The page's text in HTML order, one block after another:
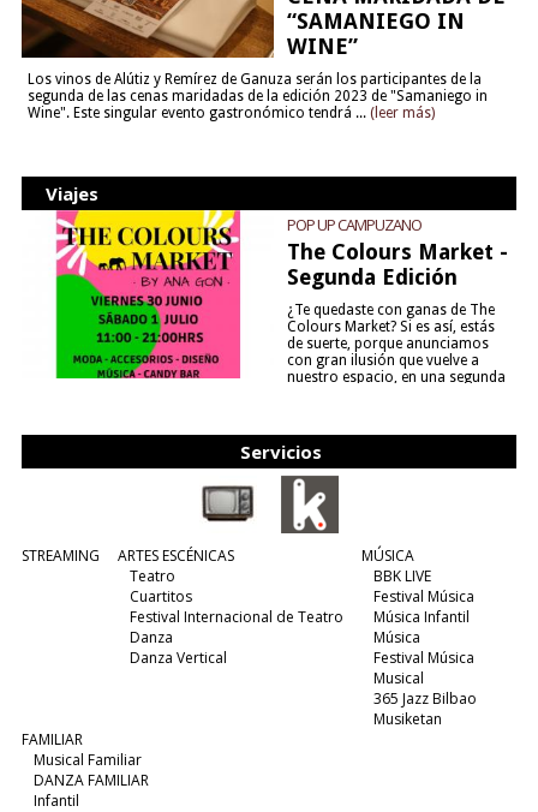
“SAMANIEGO IN
WINE”
Los vinos de Alútiz y Remírez de Ganuza serán los participantes de la
segunda de las cenas maridadas de la edición 2023 de "Samaniego in
Wine". Este singular evento gastronómico tendrá ... (leer más)
Viajes
POP UP CAMPUZANO
The Colours Market -
Segunda Edición
¿Te quedaste con ganas de The
Colours Market? Si es así, estás
de suerte, porque anunciamos
con gran ilusión que vuelve a
nuestro espacio, en una segunda
Servicios
STREAMING
ARTES ESCÉNICAS
Teatro
Cuartitos
Festival Internacional de Teatro
Danza
Danza Vertical
MÚSICA
BBK LIVE
Festival Música
Música Infantil
Música
Festival Música
Musical
365 Jazz Bilbao
Musiketan
FAMILIAR
Musical Familiar
DANZA FAMILIAR
Infantil